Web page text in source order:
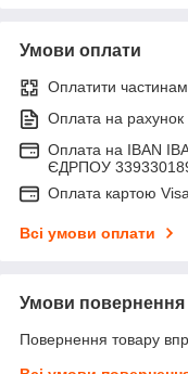
Умови оплати
Оплатити
Оплата на рахунок
Оплата на IBAN
ЄДРПОУ
Оплата картою
Всі умови оплати
Умови повернення
Повернення товару